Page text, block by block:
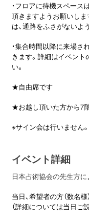
・フロアに待機スペース
頂きますようお願いしま
は、通路をふさがないよ
・集合時間以降に来場さ
きます。詳細はイベン
い。
★自由席です
★お越し頂いた方から7
※サイン会は行いません
イベント詳細
日本占術協会の先生方
当日、希望者の方（数名
（詳細については当日ご